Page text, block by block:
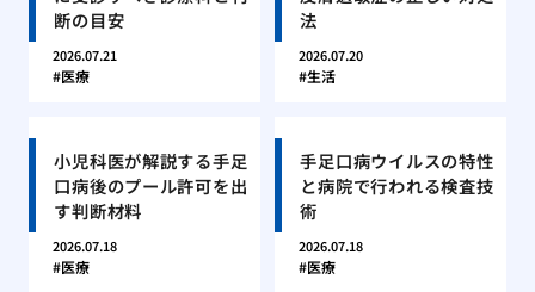
断の目安
2026.07.21
医療
法
2026.07.20
生活
小児科医が解説する手足
口病後のプール許可を出
す判断材料
2026.07.18
医療
手足口病ウイルスの特性
と病院で行われる検査技
術
2026.07.18
医療